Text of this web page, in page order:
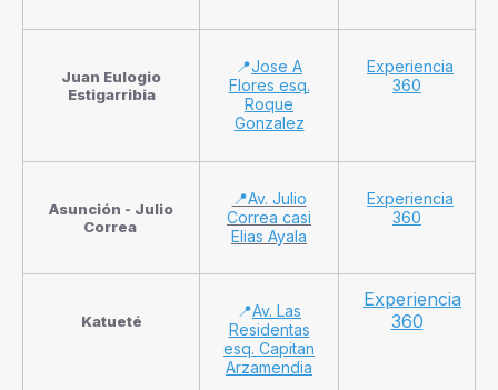
Juan Eulogio
Estigarribia
📍Jose A
Flores esq.
Roque
Gonzalez
Experiencia
360
Asunción - Julio
Correa
📍Av. Julio
Correa casi
Elias Ayala
Experiencia
360
Katueté
📍Av. Las
Residentas
esq. Capitan
Arzamendia
Experiencia
360